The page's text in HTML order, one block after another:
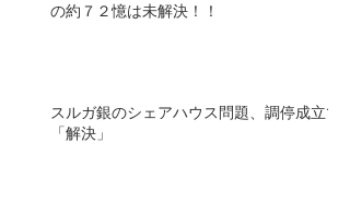
の約７２憶は未解決！！
スルガ銀のシェアハウス問題、調停成立で
「解決」